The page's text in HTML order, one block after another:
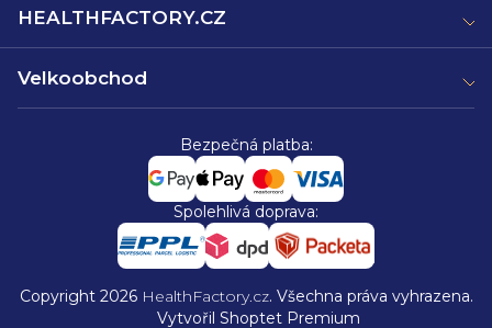
HEALTHFACTORY.CZ
Velkoobchod
Bezpečná platba:
Spolehlivá doprava:
Vytvořil Shoptet Premium
Copyright 2026 HealthFactory.cz. Všechna práva vyhrazena.